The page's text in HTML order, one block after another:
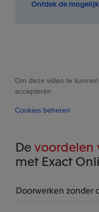
Ontdek de
Om deze video te
accepteren
Cookies beheren
Devoordelen
met Exact
Doorwerken zonder